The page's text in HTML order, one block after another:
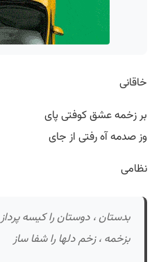
خاقانی
بر زخمه عشق کوفتی پای
وز صدمه آه رفتی از جای
نظامی
بدستان ، دوستان را کیسه پرداز
بزخمه ، زخم دلها را شفا ساز